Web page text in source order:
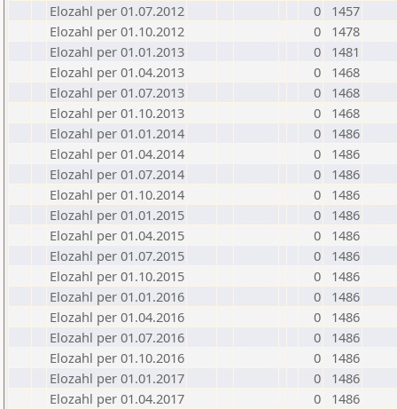
Elozahl per 01.07.2012
0
1457
Elozahl per 01.10.2012
0
1478
Elozahl per 01.01.2013
0
1481
Elozahl per 01.04.2013
0
1468
Elozahl per 01.07.2013
0
1468
Elozahl per 01.10.2013
0
1468
Elozahl per 01.01.2014
0
1486
Elozahl per 01.04.2014
0
1486
Elozahl per 01.07.2014
0
1486
Elozahl per 01.10.2014
0
1486
Elozahl per 01.01.2015
0
1486
Elozahl per 01.04.2015
0
1486
Elozahl per 01.07.2015
0
1486
Elozahl per 01.10.2015
0
1486
Elozahl per 01.01.2016
0
1486
Elozahl per 01.04.2016
0
1486
Elozahl per 01.07.2016
0
1486
Elozahl per 01.10.2016
0
1486
Elozahl per 01.01.2017
0
1486
Elozahl per 01.04.2017
0
1486